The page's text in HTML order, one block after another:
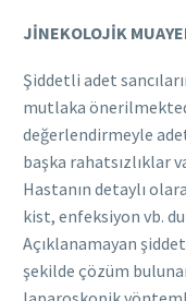
JİNEKOLOJİK
Şiddetli adet
mutlaka
değerlendirmeyle
başka rahatsızlıklar
Hastanın detaylı
kist, enfeksiyon vb.
Açıklanamayan
şekilde çözüm